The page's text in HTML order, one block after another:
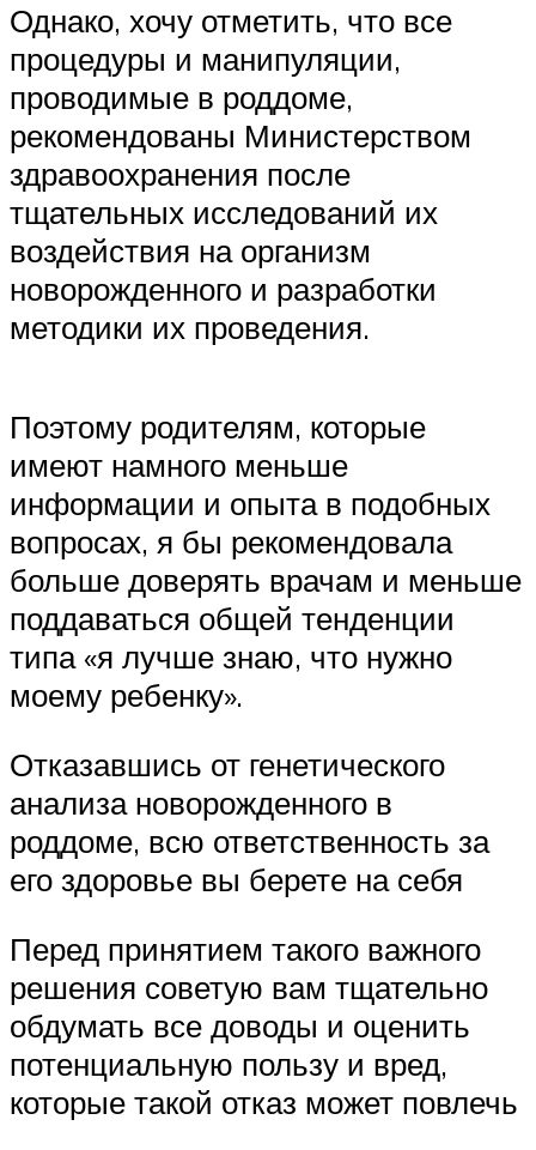
Однако, хочу отметить, что все
процедуры и манипуляции,
проводимые в роддоме,
рекомендованы Министерством
здравоохранения после
тщательных исследований их
воздействия на организм
новорожденного и разработки
методики их проведения.
Поэтому родителям, которые
имеют намного меньше
информации и опыта в подобных
вопросах, я бы рекомендовала
больше доверять врачам и меньше
поддаваться общей тенденции
типа «я лучше знаю, что нужно
моему ребенку».
Отказавшись от генетического
анализа новорожденного в
роддоме, всю ответственность за
его здоровье вы берете на себя
Перед принятием такого важного
решения советую вам тщательно
обдумать все доводы и оценить
потенциальную пользу и вред,
которые такой отказ может повлечь